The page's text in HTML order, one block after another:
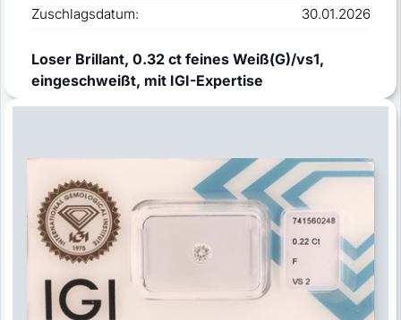
Zuschlagsdatum:
30.01.2026
Loser Brillant, 0.32 ct feines Weiß(G)/vs1,
eingeschweißt, mit IGI-Expertise